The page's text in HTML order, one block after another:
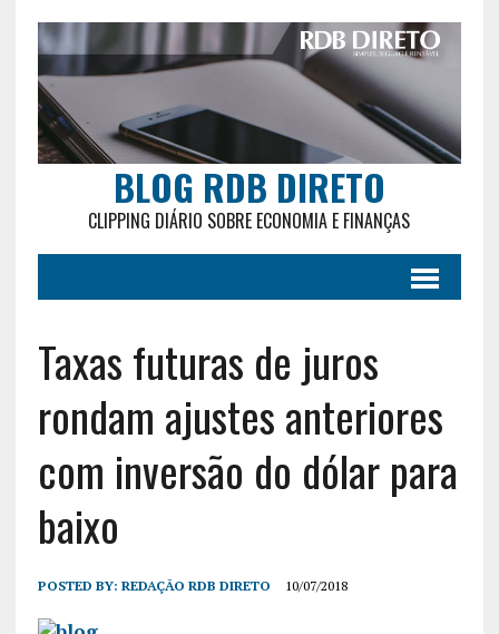
BLOG RDB DIRETO
CLIPPING DIÁRIO SOBRE ECONOMIA E FINANÇAS
Taxas futuras de juros
rondam ajustes anteriores
com inversão do dólar para
baixo
POSTED BY: REDAÇÃO RDB DIRETO 10/07/2018